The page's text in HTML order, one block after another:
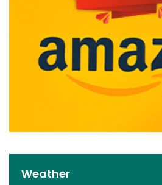
Weather